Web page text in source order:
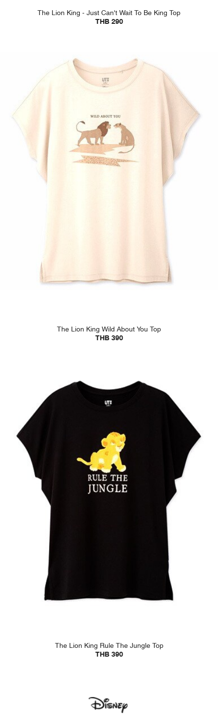
The Lion King - Just Can't Wait To Be King Top
THB 290
The Lion King Wild About You Top
THB 390
The Lion King Rule The Jungle Top
THB 390